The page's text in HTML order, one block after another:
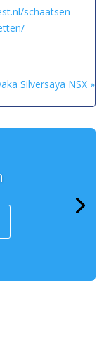
schaatsen-
Silversaya NSX »